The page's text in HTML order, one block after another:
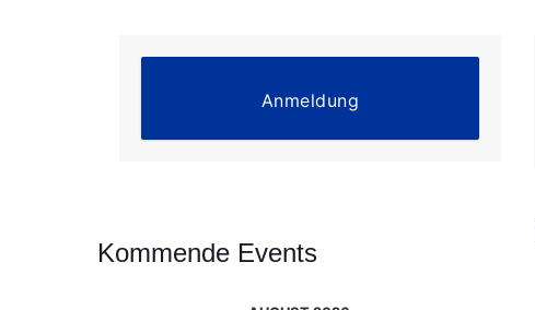
Anmeldung
Kommende Events